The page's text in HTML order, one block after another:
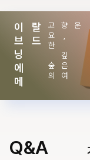
이
브
닝
에
메
랄 드 고
요
한
숲
의
향
,
깊
은
여 운
Q&A